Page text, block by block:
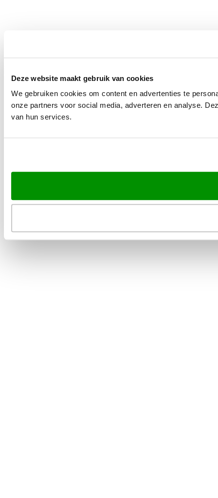
Deze website maakt gebruik van cookies
We gebruiken cookies om content en advertenties te
onze partners voor social media, adverteren en analyse.
van hun services.